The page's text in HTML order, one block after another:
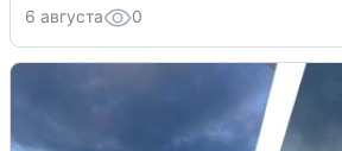
6 августа 0